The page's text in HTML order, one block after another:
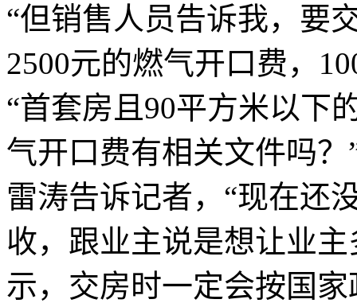
“但销售人员告诉我，要
2500元的燃气开口费，
“首套房且90平方米以下
气开口费有相关文件吗
雷涛告诉记者，“现在还
收，跟业主说是想让业
示，交房时一定会按国